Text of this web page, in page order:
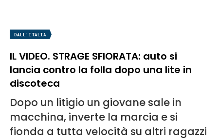
DALL'ITALIA
IL VIDEO. STRAGE SFIORATA: auto si
lancia contro la folla dopo una lite in
discoteca
Dopo un litigio un giovane sale in
macchina, inverte la marcia e si
fionda a tutta velocità su altri ragazzi